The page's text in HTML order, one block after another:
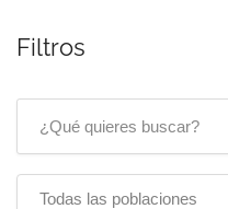
Filtros
Todas las poblaciones